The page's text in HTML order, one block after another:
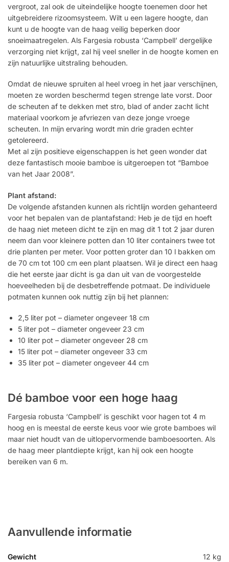
vergroot, zal ook de uiteindelijke hoogte toenemen door het
uitgebreidere rizoomsysteem. Wilt u een lagere hoogte, dan
kunt u de hoogte van de haag veilig beperken door
snoeimaatregelen. Als Fargesia robusta ‘Campbell’ dergelijke
verzorging niet krijgt, zal hij veel sneller in de hoogte komen en
zijn natuurlijke uitstraling behouden.
Omdat de nieuwe spruiten al heel vroeg in het jaar verschijnen,
moeten ze worden beschermd tegen strenge late vorst. Door
de scheuten af te dekken met stro, blad of ander zacht licht
materiaal voorkom je afvriezen van deze jonge vroege
scheuten. In mijn ervaring wordt min drie graden echter
getolereerd.
Met al zijn positieve eigenschappen is het geen wonder dat
deze fantastisch mooie bamboe is uitgeroepen tot “Bamboe
van het Jaar 2008”.
Plant afstand:
De volgende afstanden kunnen als richtlijn worden gehanteerd
voor het bepalen van de plantafstand: Heb je de tijd en hoeft
de haag niet meteen dicht te zijn en mag dit 1 tot 2 jaar duren
neem dan voor kleinere potten dan 10 liter containers twee tot
drie planten per meter. Voor potten groter dan 10 l bakken om
de 70 cm tot 100 cm een ​​plant plaatsen. Wil je direct een haag
die het eerste jaar dicht is ga dan uit van de voorgestelde
hoeveelheden bij de desbetreffende potmaat. De individuele
potmaten kunnen ook nuttig zijn bij het plannen:
2,5 liter pot – diameter ongeveer 18 cm
5 liter pot – diameter ongeveer 23 cm
10 liter pot – diameter ongeveer 28 cm
15 liter pot – diameter ongeveer 33 cm
35 liter pot – diameter ongeveer 44 cm
Dé bamboe voor een hoge haag
Fargesia robusta ‘Campbell’ is geschikt voor hagen tot 4 m
hoog en is meestal de eerste keus voor wie grote bamboes wil
maar niet houdt van de uitlopervormende bamboesoorten. Als
de haag meer plantdiepte krijgt, kan hij ook een hoogte
bereiken van 6 m.
Aanvullende informatie
Gewicht 12 kg